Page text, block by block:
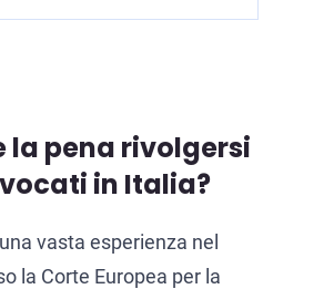
la pena rivolgersi
in Italia?
vasta esperienza nel
la Corte Europea per la